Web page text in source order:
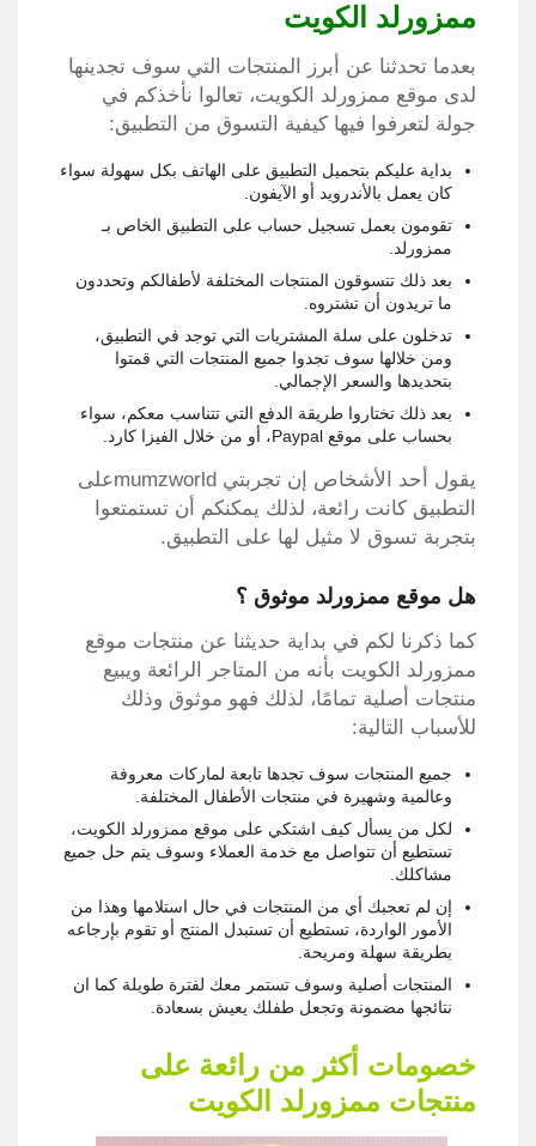
ممزورلد الكويت
بعدما تحدثنا عن أبرز المنتجات التي سوف تجدينها
لدى موقع ممزورلد الكويت، تعالوا نأخذكم في
جولة لتعرفوا فيها كيفية التسوق من التطبيق:
بداية عليكم بتحميل التطبيق على الهاتف بكل سهولة سواء
كان يعمل بالأندرويد أو الآيفون.
تقومون بعمل تسجيل حساب على التطبيق الخاص بـ
ممزورلد.
بعد ذلك تتسوقون المنتجات المختلفة لأطفالكم وتحددون
ما تريدون أن تشتروه.
تدخلون على سلة المشتريات التي توجد في التطبيق،
ومن خلالها سوف تجدوا جميع المنتجات التي قمتوا
بتحديدها والسعر الإجمالي.
بعد ذلك تختاروا طريقة الدفع التي تتناسب معكم، سواء
بحساب على موقع Paypal، أو من خلال الفيزا كارد.
يقول أحد الأشخاص إن تجربتي mumzworldعلى
التطبيق كانت رائعة، لذلك يمكنكم أن تستمتعوا
بتجربة تسوق لا مثيل لها على التطبيق.
هل موقع ممزورلد موثوق ؟
كما ذكرنا لكم في بداية حديثنا عن منتجات موقع
ممزورلد الكويت بأنه من المتاجر الرائعة ويبيع
منتجات أصلية تمامًا، لذلك فهو موثوق وذلك
للأسباب التالية:
جميع المنتجات سوف تجدها تابعة لماركات معروفة
وعالمية وشهيرة في منتجات الأطفال المختلفة.
لكل من يسأل كيف اشتكي على موقع ممزورلد الكويت،
تستطيع أن تتواصل مع خدمة العملاء وسوف يتم حل جميع
مشاكلك.
إن لم تعجبك أي من المنتجات في حال استلامها وهذا من
الأمور الواردة، تستطيع أن تستبدل المنتج أو تقوم بإرجاعه
بطريقة سهلة ومريحة.
المنتجات أصلية وسوف تستمر معك لفترة طويلة كما ان
نتائجها مضمونة وتجعل طفلك يعيش بسعادة.
خصومات أكثر من رائعة على
منتجات ممزورلد الكويت